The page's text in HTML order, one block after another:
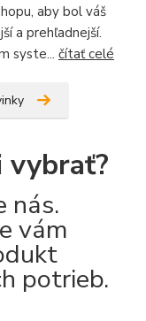
aby bol váš
a prehľadnejší.
syste... čítať celé
vybrať?
nás.
vám
potrieb.